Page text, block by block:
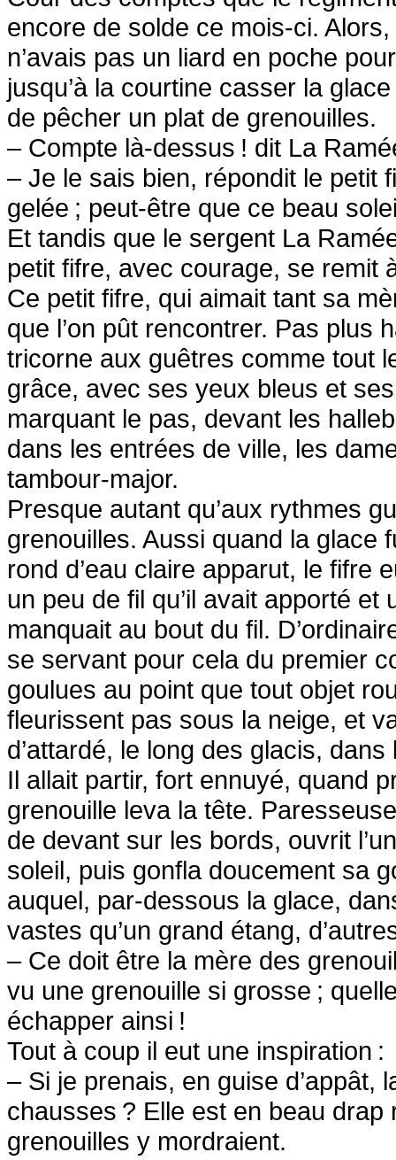
encore de solde ce mois-ci.
n’avais pas un liard en poche
jusqu’à la courtine casser la
de pêcher un plat de grenouilles.
– Compte là-dessus ! dit La
– Je le sais bien, répondit le petit
gelée ; peut-être que ce beau
Et tandis que le sergent La
petit fifre, avec courage, se remit
Ce petit fifre, qui aimait tant sa
que l’on pût rencontrer. Pas plus
tricorne aux guêtres comme tout
grâce, avec ses yeux bleus et
marquant le pas, devant les
dans les entrées de ville, les
tambour-major.
Presque autant qu’aux rythmes
grenouilles. Aussi quand la glace
rond d’eau claire apparut, le fifre
un peu de fil qu’il avait apporté et
manquait au bout du fil.
se servant pour cela du premier
goulues au point que tout objet
fleurissent pas sous la neige, et
d’attardé, le long des glacis, dans
Il allait partir, fort ennuyé, quand
grenouille leva la tête.
de devant sur les bords, ouvrit
soleil, puis gonfla doucement sa
auquel, par-dessous la glace,
vastes qu’un grand étang,
– Ce doit être la mère des
vu une grenouille si grosse ;
échapper ainsi !
Tout à coup il eut une inspiration :
– Si je prenais, en guise d’appât,
chausses ? Elle est en beau drap
grenouilles y mordraient.